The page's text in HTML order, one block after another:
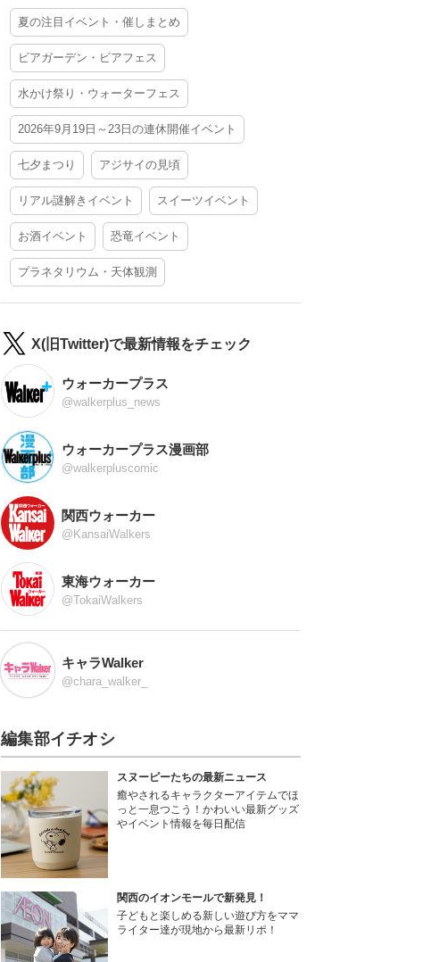
夏の注目イベント・催しまとめ
ビアガーデン・ビアフェス
水かけ祭り・ウォーターフェス
2026年9月19日～23日の連休開催イベント
七夕まつり アジサイの見頃
リアル謎解きイベント スイーツイベント
お酒イベント 恐竜イベント
プラネタリウム・天体観測
X(旧Twitter)で最新情報をチェック
ウォーカープラス
@walkerplus_news
ウォーカープラス漫画部
@walkerpluscomic
関西ウォーカー
@KansaiWalkers
東海ウォーカー
@TokaiWalkers
キャラWalker
@chara_walker_
編集部イチオシ
スヌーピーたちの最新ニュース
癒やされるキャラクターアイテムでほ
っと一息つこう！かわいい最新グッズ
やイベント情報を毎日配信
関西のイオンモールで新発見！
子どもと楽しめる新しい遊び方をママ
ライター達が現地から最新リポ！